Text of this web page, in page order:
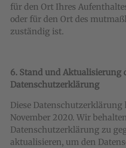
für den Ort Ihres
oder für den Ort des
zuständig ist.
6. Stand und Aktualisierung
Datenschutzerklärung
Diese Datenschutzerklärung
November 2020. Wir
Datenschutzerklärung zu
aktualisieren, um den